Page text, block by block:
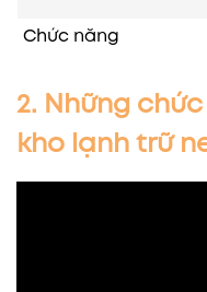
Chức năng
2. Những
kho lạnh trữ